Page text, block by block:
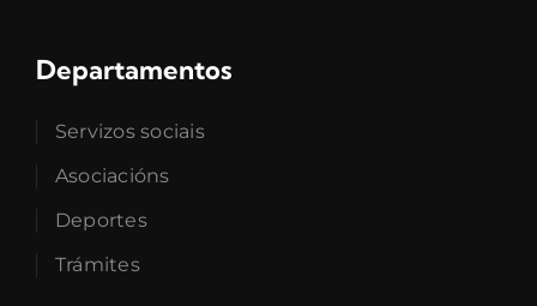
Departamentos
Servizos sociais
Asociacións
Deportes
Trámites